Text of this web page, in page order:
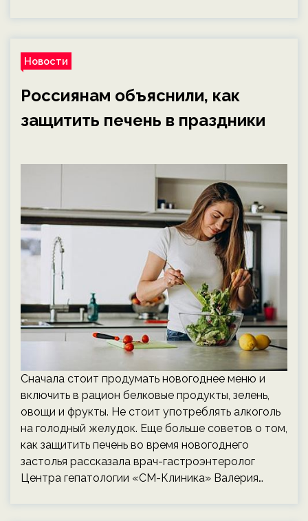
Новости
Россиянам объяснили, как
защитить печень в праздники
Сначала стоит продумать новогоднее меню и
включить в рацион белковые продукты, зелень,
овощи и фрукты. Не стоит употреблять алкоголь
на голодный желудок. Еще больше советов о том,
как защитить печень во время новогоднего
застолья рассказала врач-гастроэнтеролог
Центра гепатологии «СМ-Клиника» Валерия…